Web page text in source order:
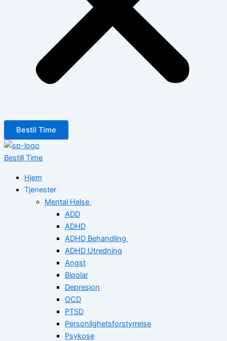
Bestil Time
Bestill Time
Hjem
Tjenester
Mental Helse
ADD
ADHD
ADHD Behandling
ADHD Utredning
Angst
Bipolar
Depresjon
OCD
PTSD
Personlighetsforstyrrelse
Psykose